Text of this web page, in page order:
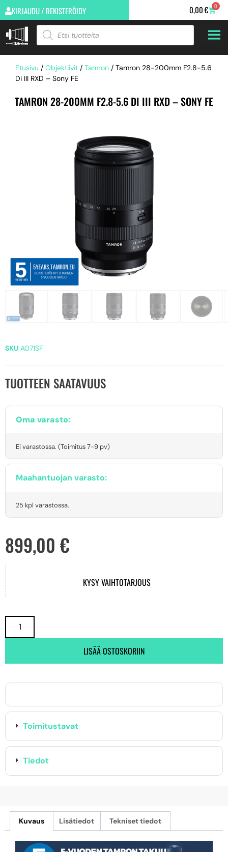
KIRJAUDU / REKISTERÖIDY 0,00€ 0
Etusivu / Objektiivit / Tamron / Tamron 28-200mm F2.8-5.6
Di III RXD – Sony FE
TAMRON 28-200MM F2.8-5.6 DI III RXD – SONY FE
SKU A071SF
TUOTTEEN SAATAVUUS
Oma varasto:
Ei varastossa. (Toimitus 7-9 pv)
Maahantuojan varasto:
25 kpl varastossa.
899,00 €
KYSY VAIHTOTARJOUS
LISÄÄ OSTOSKORIIN
Toimitustavat
Tiedot
Kuvaus Lisätiedot Tekniset tiedot